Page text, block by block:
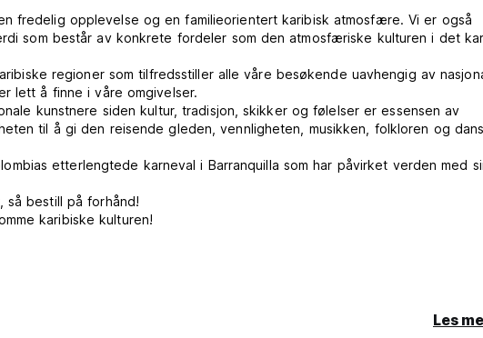
fredelig opplevelse og en familieorientert karibisk atmosfære. Vi er også
som består av konkrete fordeler som den atmosfæriske kulturen i det
regioner som tilfredsstiller alle våre besøkende uavhengig av
lett å finne i våre omgivelser.
kunstnere siden kultur, tradisjon, skikker og følelser er essensen av
til å gi den reisende gleden, vennligheten, musikken, folkloren og
etterlengtede karneval i Barranquilla som har påvirket verden med
så bestill på forhånd!
karibiske kulturen!
Les